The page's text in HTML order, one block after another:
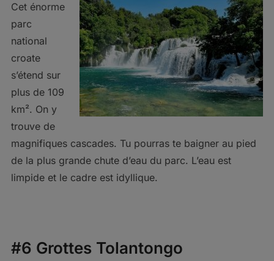
Cet énorme
parc
national
croate
s’étend sur
plus de 109
km². On y
trouve de
magnifiques cascades. Tu pourras te baigner au pied
de la plus grande chute d’eau du parc. L’eau est
limpide et le cadre est idyllique.
#6 Grottes Tolantongo